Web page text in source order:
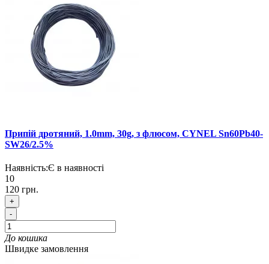
Припій дротяний, 1.0mm, 30g, з флюсом, CYNEL Sn60Pb40-
SW26/2.5%
Наявність:Є в наявності
10
120 грн.
+
-
До кошика
Швидке замовлення